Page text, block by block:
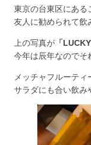
東京の台東区にある
友人に勧められて飲
上の写真が 「
今年は辰年なのでそ
メッチャフルーティ
サラダにも合い飲み